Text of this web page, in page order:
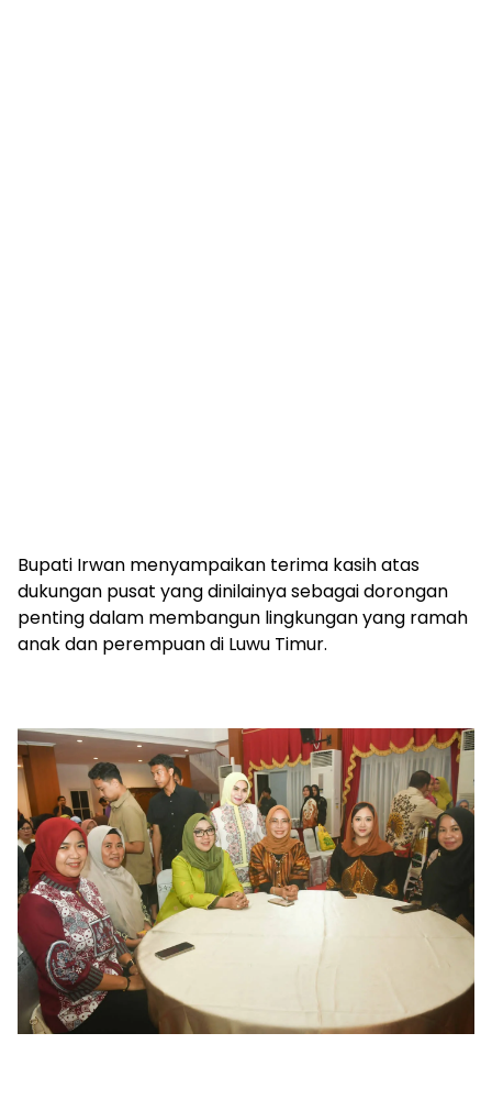
Bupati Irwan menyampaikan terima kasih atas
dukungan pusat yang dinilainya sebagai dorongan
penting dalam membangun lingkungan yang ramah
anak dan perempuan di Luwu Timur.